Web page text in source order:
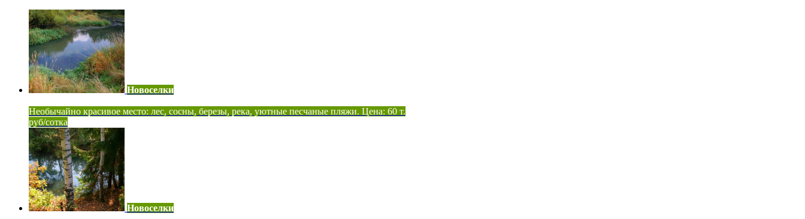
Новоселки
Необычайно красивое место: лес, сосны, березы, река, уютные песчаные пляжи. Цена: 60 т.
руб/сотка
Новоселки